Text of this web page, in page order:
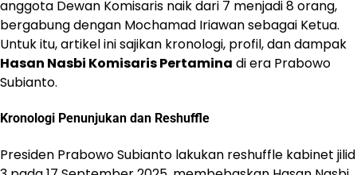
anggota Dewan Komisaris naik dari 7 menjadi 8 orang,
bergabung dengan Mochamad Iriawan sebagai Ketua.
Untuk itu, artikel ini sajikan kronologi, profil, dan dampak
Hasan Nasbi Komisaris Pertamina di era Prabowo
Subianto.
Kronologi Penunjukan dan Reshuffle
Presiden Prabowo Subianto lakukan reshuffle kabinet jilid